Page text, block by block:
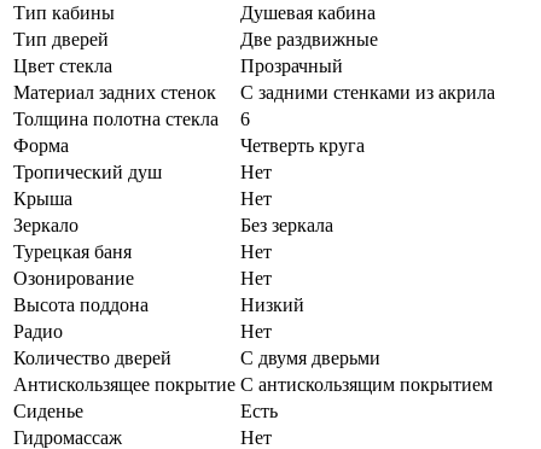
Тип кабины
Душевая кабина
Тип дверей
Две раздвижные
Цвет стекла
Прозрачный
Материал задних стенок
С задними стенками из акрила
Толщина полотна стекла
6
Форма
Четверть круга
Тропический душ
Нет
Крыша
Нет
Зеркало
Без зеркала
Турецкая баня
Нет
Озонирование
Нет
Высота поддона
Низкий
Радио
Нет
Количество дверей
С двумя дверьми
Антискользящее покрытие С антискользящим покрытием
Сиденье
Есть
Гидромассаж
Нет